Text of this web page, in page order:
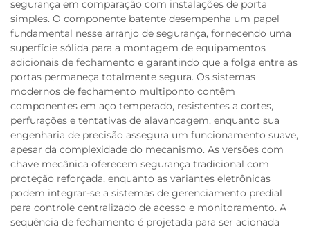
segurança em comparação com instalações de porta
simples. O componente batente desempenha um papel
fundamental nesse arranjo de segurança, fornecendo uma
superfície sólida para a montagem de equipamentos
adicionais de fechamento e garantindo que a folga entre as
portas permaneça totalmente segura. Os sistemas
modernos de fechamento multiponto contêm
componentes em aço temperado, resistentes a cortes,
perfurações e tentativas de alavancagem, enquanto sua
engenharia de precisão assegura um funcionamento suave,
apesar da complexidade do mecanismo. As versões com
chave mecânica oferecem segurança tradicional com
proteção reforçada, enquanto as variantes eletrônicas
podem integrar-se a sistemas de gerenciamento predial
para controle centralizado de acesso e monitoramento. A
sequência de fechamento é projetada para ser acionada